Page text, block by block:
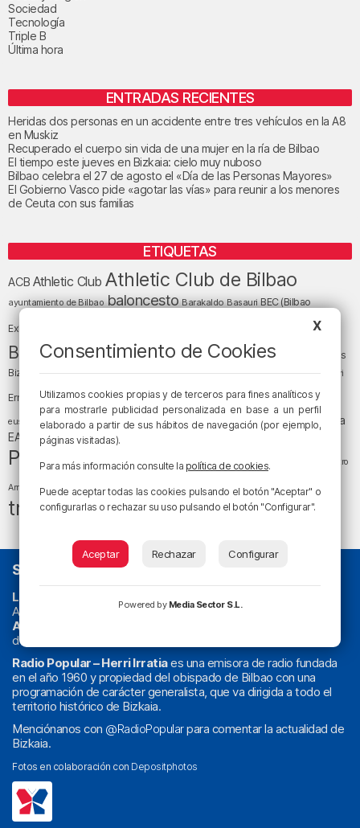
Sociedad
Tecnología
Triple B
Última hora
ENTRADAS RECIENTES
Heridas dos personas en un accidente entre tres vehículos en la A8
en Muskiz
Recuperado el cuerpo sin vida de una mujer en la ría de Bilbao
El tiempo este jueves en Bizkaia: cielo muy nuboso
Bilbao celebra el 27 de agosto el «Día de las Personas Mayores»
El Gobierno Vasco pide «agotar las vías» para reunir a los menores
de Ceuta con sus familias
ETIQUETAS
ACB Athletic Club Athletic Club de Bilbao
ayuntamiento de Bilbao baloncesto Barakaldo Basauri BEC (Bilbao
Exhibition Center) Bizkaia
Bizkaia y sus comarcas Copa del Rey cultura
Cáritas
Bizkaia
Deusto Diócesis de Bilbao Egunon Bizkaia el tiempo Enkarterri
Ernesto Valverde Ertzaintza Euskadi (País Vasco)
euskera fiestas fútbol Gobierno vasco juanma jubera LaLiga LaLiga
EA Sports Liga Endesa
Política religión San Mamés sociedad sucesos Teatro
Arriaga tiempo tiempo atmosférico tráfico
tráfico en Bizkaia
SOBRE NOSOTROS
La radio sin cadenas
Actualidad y
podcastdeBilbaoyBizkaia, los partidos del
Athletic
deportes, sociedad, cultura, política, religión y obra social.
Radio Popular – Herri Irratiaes una emisora de radio fundada
en el año 1960 y propiedad del obispado de Bilbao con una
programación de carácter generalista, que va dirigida a todo el
territorio histórico de Bizkaia.
Menciónanos con @RadioPopularpara comentar la actualidad de
Bizkaia.
Fotos en colaboración con Depositphotos
X
Consentimiento de Cookies
Utilizamos cookies propias y de terceros para fines analíticos y
para mostrarle publicidad personalizada en base a un perfil
elaborado a partir de sus hábitos de navegación (por ejemplo,
páginas visitadas).
Para más información consulte la política de cookies.
Puede aceptar todas las cookies pulsando el botón "Aceptar" o
configurarlas o rechazar su uso pulsando el botón "Configurar".
Aceptar Rechazar Configurar
Powered by Media Sector S.L.